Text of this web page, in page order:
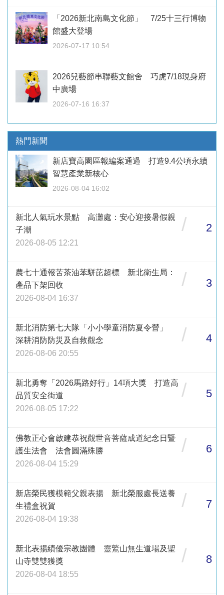
「2026新北南島文化節」 7/25十三行博物
館盛大登場
2026-07-17 10:54
2026兒藝節串聯藝文館舍 巧虎7/18現身府
中廣場
2026-07-16 16:37
熱門新聞
新店寶高園區報編案通過 打造9.4公頃永續
智慧產業新核心
2026-08-04 16:02
新北人氣玩水景點 高灘處：安心迎接暑假親
子潮
2026-08-05 12:21
/ 2
農七十通報苦茶油苯駢芘超標 新北衛生局：
產品下架回收
2026-08-04 16:37
/ 3
新北消防第七大隊「小小學童消防夏令營」
深耕消防防災及自救觀念
2026-08-06 20:55
/ 4
新北勇奪「2026馬路好行」14項大獎 打造高
品質安全街道
2026-08-05 17:22
/ 5
佛教正心會啟建恭祝觀世音菩薩成道紀念日暨
護生法會 法會圓滿殊勝
2026-08-04 15:29
/ 6
新店榮民獲模範父親表揚 新北榮服處長送養
生禮盒祝賀
2026-08-04 19:38
/ 7
新北表揚績優宗教團體 靈鷲山無生道場及聖
山寺雙雙獲獎
2026-08-04 18:55
/ 8